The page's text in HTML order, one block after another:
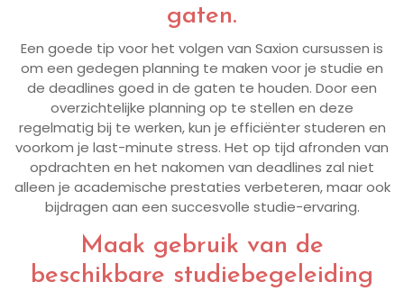
gaten.
Een goede tip voor het volgen van Saxion cursussen is
om een gedegen planning te maken voor je studie en
de deadlines goed in de gaten te houden. Door een
overzichtelijke planning op te stellen en deze
regelmatig bij te werken, kun je efficiënter studeren en
voorkom je last-minute stress. Het op tijd afronden van
opdrachten en het nakomen van deadlines zal niet
alleen je academische prestaties verbeteren, maar ook
bijdragen aan een succesvolle studie-ervaring.
Maak gebruik van de
beschikbare studiebegeleiding